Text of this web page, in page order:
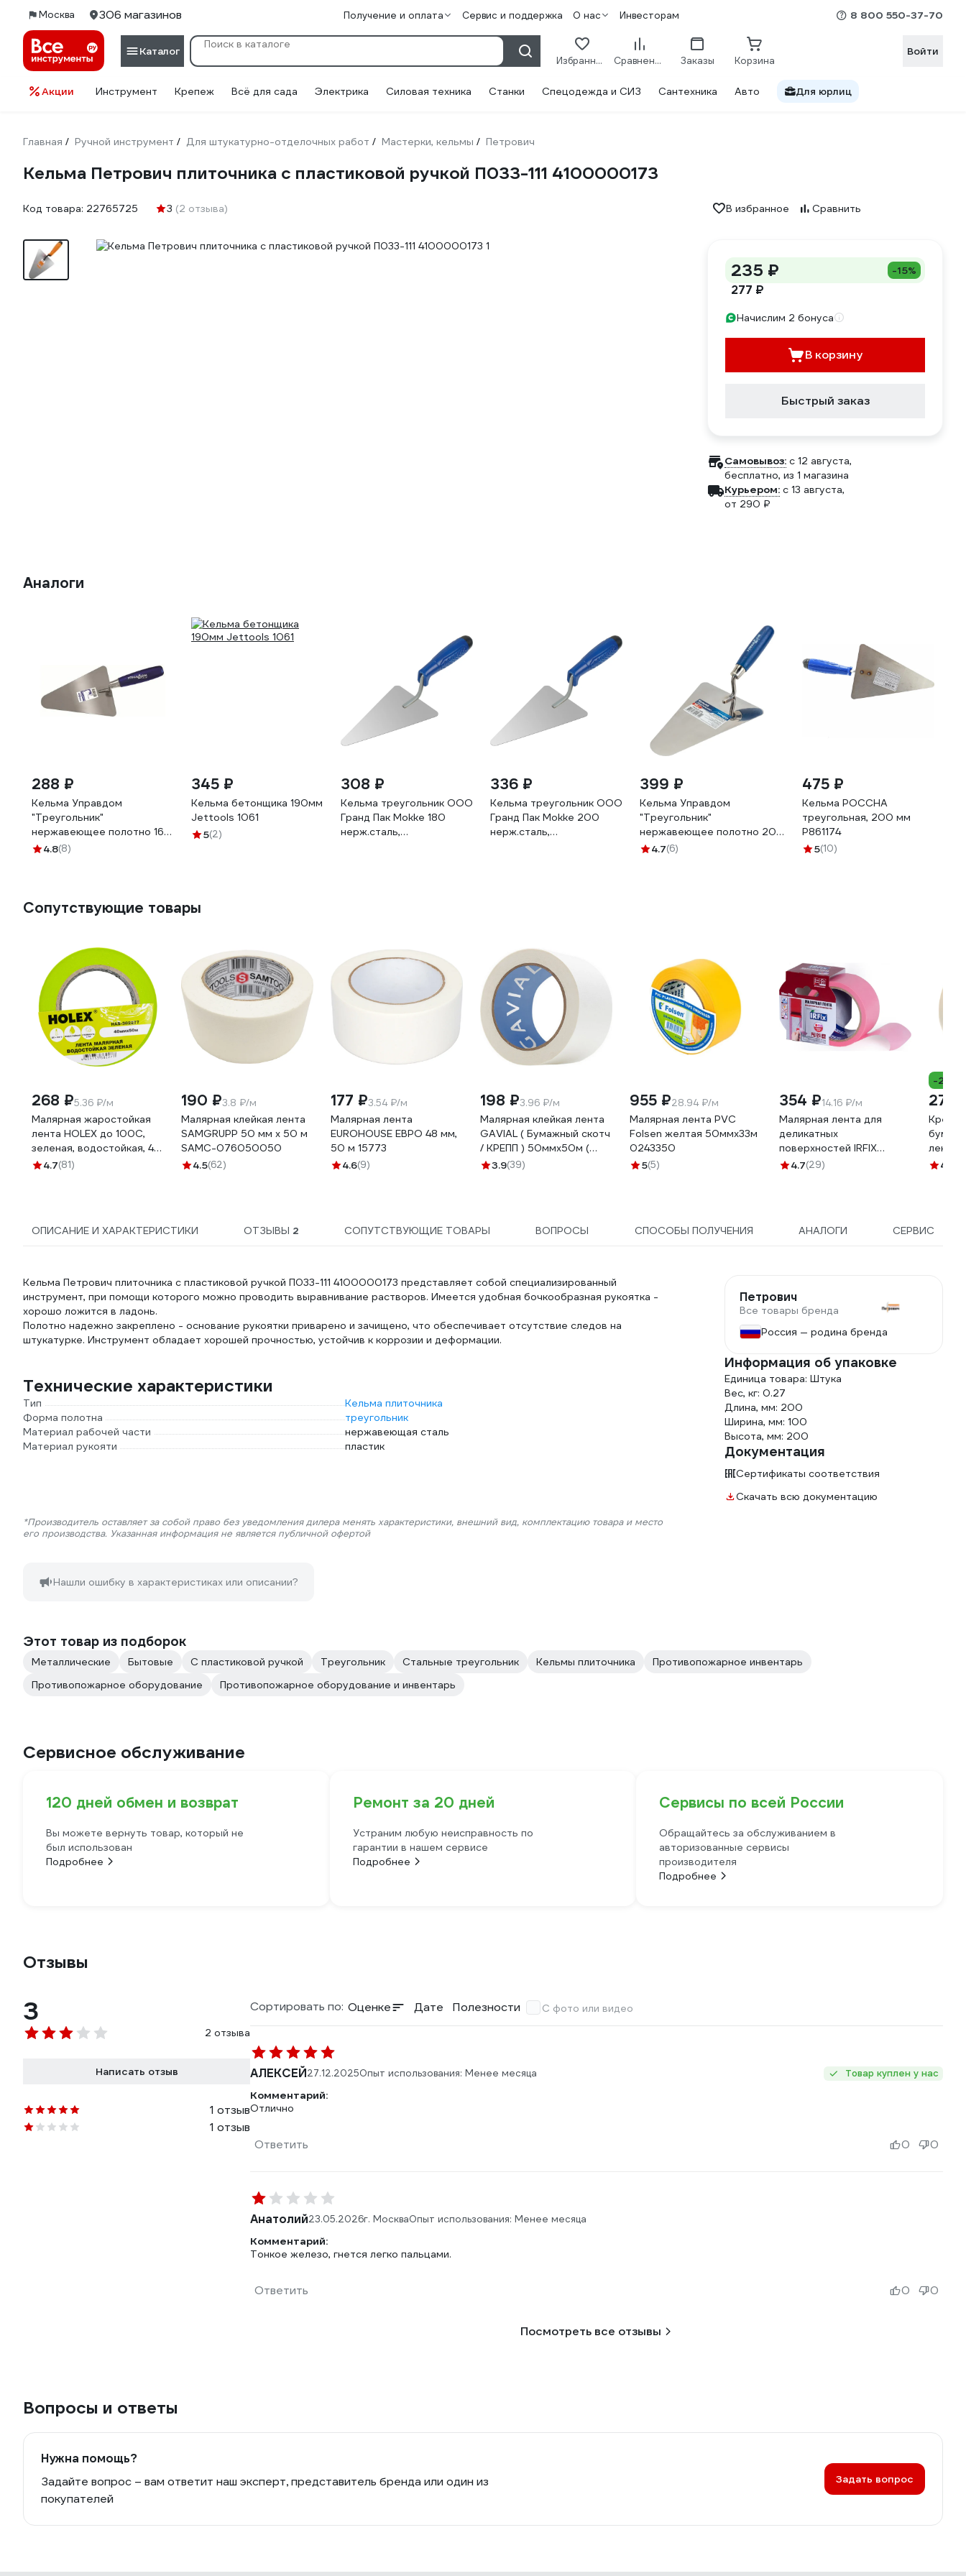
Москва 306 магазинов Получение и оплата Сервис и поддержка О нас Инвесторам 8 800 550-37-70
Каталог
Избранное Сравнение Заказы Корзина
Войти
Акции Инструмент Крепеж Всё для сада Электрика Силовая техника Станки Спецодежда и СИЗ Сантехника Авто Для юрлиц
Главная / Ручной инструмент / Для штукатурно-отделочных работ / Мастерки, кельмы / Петрович
Кельма Петрович плиточника с пластиковой ручкой П033-111 4100000173
Код товара: 22765725 3 (2 отзыва) В избранное Сравнить
235 ₽ -15%
277 ₽
Начислим 2 бонуса
В корзину
Быстрый заказ
Самовывоз: c 12 августа,
бесплатно, из 1 магазина
Курьером: c 13 августа,
от 290 ₽
Аналоги
288 ₽
Кельма Управдом
"Треугольник"
нержавеющее полотно 160
мм 043421-160 4100001848
4.8(8)
345 ₽
Кельма бетонщика 190мм
Jettools 1061
5(2)
308 ₽
Кельма треугольник ООО
Гранд Пак Mokke 180
нерж.сталь,
336 ₽
Кельма треугольник ООО
Гранд Пак Mokke 200
нерж.сталь,
399 ₽
Кельма Управдом
"Треугольник"
нержавеющее полотно 200
мм 043421-200
4.7(6)
475 ₽
Кельма РОССНА
треугольная, 200 мм
Р861174
5(10)
Сопутствующие товары
268 ₽5.36 ₽/м
Малярная жаростойкая
лента HOLEX до 100С,
зеленая, водостойкая, 48
мм, 50 м HAS-382277
4.7(81)
190 ₽3.8 ₽/м
Малярная клейкая лента
SAMGRUPP 50 мм х 50 м
SAMC-076050050
4.5(62)
177 ₽3.54 ₽/м
Малярная лента
EUROHOUSE ЕВРО 48 мм,
50 м 15773
4.6(9)
198 ₽3.96 ₽/м
Малярная клейкая лента
GAVIAL ( Бумажный скотч
/ КРЕПП ) 50ммх50м (
Краска и защита стен )
3.9(39)
955 ₽28.94 ₽/м
Малярная лента PVC
Folsen желтая 50ммx33м
0243350
5(5)
354 ₽14.16 ₽/м
Малярная лента для
деликатных
поверхностей IRFIX
EXTRA 50 мм, 25 м,
4.7(29)
-20%
275
лента
м 304-
4.7
ОПИСАНИЕ И ХАРАКТЕРИСТИКИ ОТЗЫВЫ 2 СОПУТСТВУЮЩИЕ ТОВАРЫ ВОПРОСЫ СПОСОБЫ ПОЛУЧЕНИЯ АНАЛОГИ СЕРВИС
Кельма Петрович плиточника с пластиковой ручкой П033-111 4100000173 представляет собой специализированный
инструмент, при помощи которого можно проводить выравнивание растворов. Имеется удобная бочкообразная рукоятка -
хорошо ложится в ладонь.
Полотно надежно закреплено - основание рукоятки приварено и зачищено, что обеспечивает отсутствие следов на
штукатурке. Инструмент обладает хорошей прочностью, устойчив к коррозии и деформации.
Технические характеристики
Тип
Кельма плиточника
Форма полотна
треугольник
Материал рабочей части
нержавеющая сталь
Материал рукояти
пластик
*Производитель оставляет за собой право без уведомления дилера менять характеристики, внешний вид, комплектацию товара и место
его производства. Указанная информация не является публичной офертой
Нашли ошибку в характеристиках или описании?
Петрович
Все товары бренда
Россия — родина бренда
Информация об упаковке
Единица товара: Штука
Вес, кг: 0.27
Длина, мм: 200
Ширина, мм: 100
Высота, мм: 200
Документация
Сертификаты соответствия
Скачать всю документацию
Этот товар из подборок
Металлические Бытовые С пластиковой ручкой Треугольник Стальные треугольник Кельмы плиточника
Противопожарное инвентарь
Противопожарное оборудование
Противопожарное оборудование и инвентарь
Сервисное обслуживание
120 дней обмен и возврат
Вы можете вернуть товар, который не
был использован
Подробнее
Ремонт за 20 дней
Устраним любую неисправность по
гарантии в нашем сервисе
Подробнее
Сервисы по всей России
Обращайтесь за обслуживанием в
авторизованные сервисы
производителя
Подробнее
Отзывы
3
2 отзыва
Написать отзыв
1 отзыв
1 отзыв
Сортировать по: Оценке Дате Полезности С фото или видео
АЛЕКСЕЙ27.12.2025Опыт использования: Менее месяца Товар куплен у нас
Комментарий:
Отлично
Ответить 0 0
Анатолий23.05.2026г. МоскваОпыт использования: Менее месяца
Комментарий:
Тонкое железо, гнется легко пальцами.
Ответить 0 0
Посмотреть все отзывы
Вопросы и ответы
Нужна помощь?
Задайте вопрос – вам ответит наш эксперт, представитель бренда или один из
покупателей
Задать вопрос